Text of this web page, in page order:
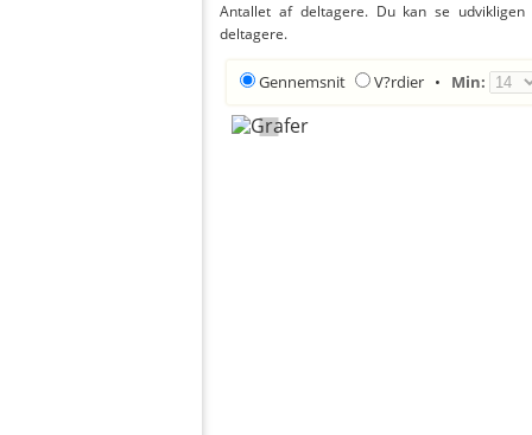
Antallet af deltagere. Du kan se
deltagere.
Gennemsnit V?rdier • Min: